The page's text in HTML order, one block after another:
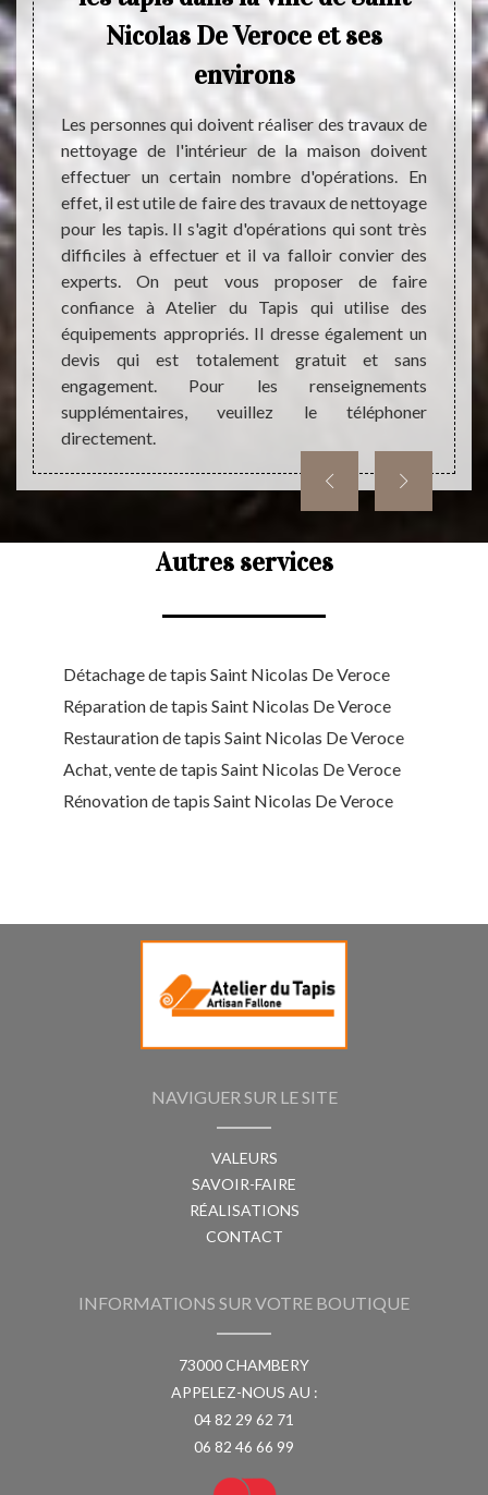
de
des
pour
de
des
Nicolas De Veroce et ses
environs
Les personnes qui doivent réaliser des travaux de
nettoyage de l'intérieur de la maison doivent
effectuer un certain nombre d'opérations. En
effet, il est utile de faire des travaux de nettoyage
pour les tapis. Il s'agit d'opérations qui sont très
difficiles à effectuer et il va falloir convier des
experts. On peut vous proposer de faire
confiance à Atelier du Tapis qui utilise des
équipements appropriés. Il dresse également un
devis qui est totalement gratuit et sans
engagement. Pour les renseignements
supplémentaires, veuillez le téléphoner
directement.
Le
Il
pour
tapis
Autres services
Détachage de tapis Saint Nicolas De Veroce
Réparation de tapis Saint Nicolas De Veroce
Restauration de tapis Saint Nicolas De Veroce
Achat, vente de tapis Saint Nicolas De Veroce
Rénovation de tapis Saint Nicolas De Veroce
NAVIGUER SUR LE SITE
VALEURS
SAVOIR-FAIRE
RÉALISATIONS
CONTACT
INFORMATIONS SUR VOTRE BOUTIQUE
73000 CHAMBERY
APPELEZ-NOUS AU :
04 82 29 62 71
06 82 46 66 99